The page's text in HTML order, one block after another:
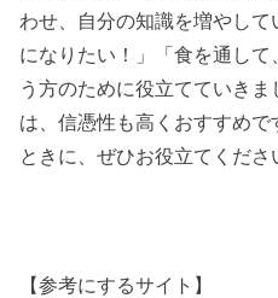
わせ、自分の知識を増やし
になりたい！」「食を通し
う方のために役立てていき
は、信憑性も高くおすすめ
ときに、ぜひお役立てくださ
【参考にするサイト】